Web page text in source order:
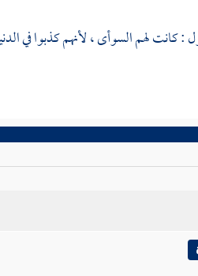
: كانت لهم السوأى ، لأنهم كذبوا في